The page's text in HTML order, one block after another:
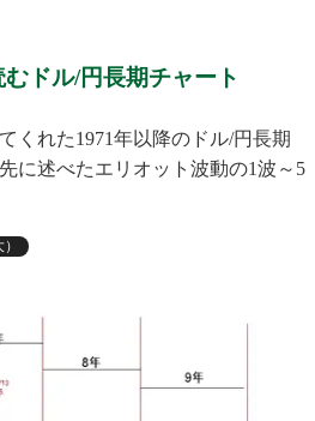
ドル/円長期チャート
くれた1971年以降のドル/円長期
に述べたエリオット波動の1波～5